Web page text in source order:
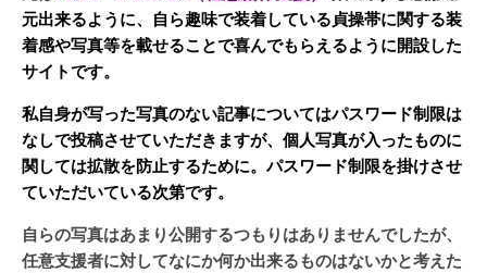
元出来るように、自ら趣味で装着している貞操帯に関する装
着感や写真等を載せることで喜んでもらえるように開設した
サイトです。
私自身が写った写真のない記事についてはパスワード制限は
なしで投稿させていただきますが、個人写真が入ったものに
関しては拡散を防止するために。パスワード制限を掛けさせ
ていただいている次第です。
自らの写真はあまり公開するつもりはありませんでしたが、
任意支援者に対してなにか何か出来るものはないかと考えた